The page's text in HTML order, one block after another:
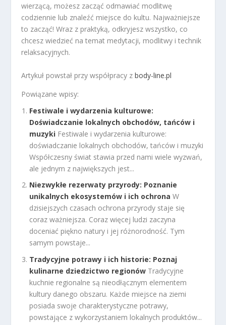
wierzącą, możesz zacząć odmawiać modlitwę
codziennie lub znaleźć miejsce do kultu. Najważniejsze
to zacząć! Wraz z praktyką, odkryjesz wszystko, co
chcesz wiedzieć na temat medytacji, modlitwy i technik
relaksacyjnych.
Artykuł powstał przy współpracy zbody-line.pl
Powiązane wpisy:
Festiwale i wydarzenia kulturowe:
Doświadczanie lokalnych obchodów, tańców i
muzyki Festiwale i wydarzenia kulturowe:
doświadczanie lokalnych obchodów, tańców i muzyki
Współczesny świat stawia przed nami wiele wyzwań,
ale jednym z największych jest...
Niezwykłe rezerwaty przyrody: Poznanie
unikalnych ekosystemów i ich ochrona W
dzisiejszych czasach ochrona przyrody staje się
coraz ważniejsza. Coraz więcej ludzi zaczyna
doceniać piękno natury i jej różnorodność. Tym
samym powstaje...
Tradycyjne potrawy i ich historie: Poznaj
kulinarne dziedzictwo regionów Tradycyjne
kuchnie regionalne są nieodłącznym elementem
kultury danego obszaru. Każde miejsce na ziemi
posiada swoje charakterystyczne potrawy,
powstające z wykorzystaniem lokalnych produktów...